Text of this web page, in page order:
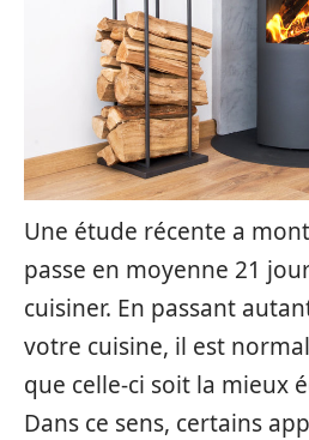
Une étude récente a
passe en moyenne 21
cuisiner. En passant
votre cuisine, il est
que celle-ci soit la mieux
Dans ce sens, certains